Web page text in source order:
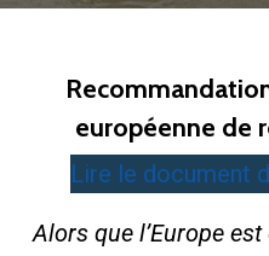
européenne de
Lire le document
Alors que l’Europe